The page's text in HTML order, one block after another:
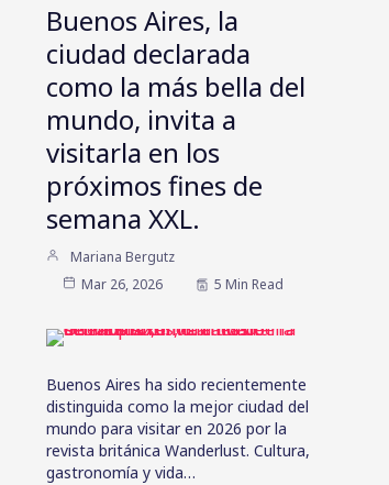
Buenos Aires, la
ciudad declarada
como la más bella del
mundo, invita a
visitarla en los
próximos fines de
semana XXL.
Mariana Bergutz
Mar 26, 2026
5 Min Read
Buenos Aires ha sido recientemente
distinguida como la mejor ciudad del
mundo para visitar en 2026 por la
revista británica Wanderlust. Cultura,
gastronomía y vida…